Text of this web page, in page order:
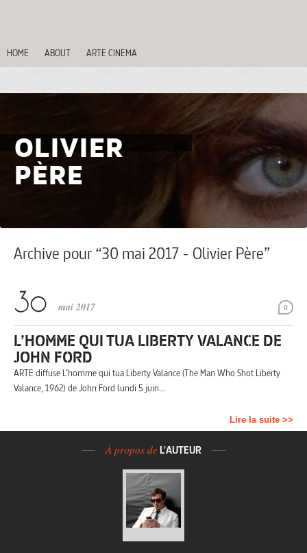
HOME ABOUT ARTE CINEMA
OLIVIER
PÈRE
Archive pour “30 mai 2017 - Olivier Père”
0
mai 2017
L’HOMME QUI TUA LIBERTY VALANCE DE
JOHN FORD
ARTE diffuse L’homme qui tua Liberty Valance (The Man Who Shot Liberty
Valance, 1962) de John Ford lundi 5 juin…
Lire la suite >>
À propos de L'AUTEUR